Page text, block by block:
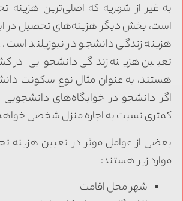
غیر از شهریه که اصلی‌ترین هزینه
بخش دیگر هزینه‌های تحصیل در این
زندگی دانشجو در نیوزیلند است.
هزینه زندگی دانشجویی در کشور
به عنوان مثال نوع سکونت
دانشجو در خوابگاه‌های دانشجویی
نسبت به اجاره منزل شخصی خواهد
از عوامل موثر در تعیین هزینه
زیر هستند:
شهر محل اقامت